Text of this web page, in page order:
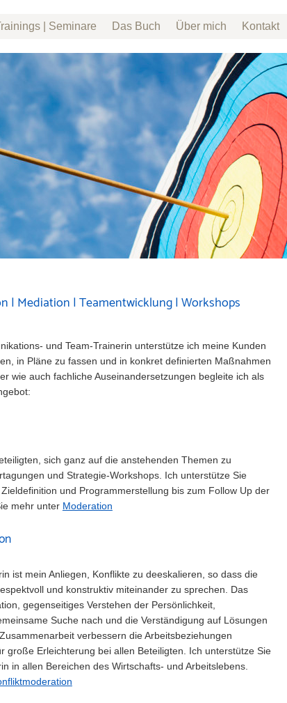
| Seminare Das Buch Über mich Kontakt
| Mediation | Teamentwicklung | Workshops
und Team-Trainerin unterstütze ich meine Kunden
in Pläne zu fassen und in konkret definierten Maßnahmen
wie auch fachliche Auseinandersetzungen begleite ich als
sich ganz auf die anstehenden Themen zu
und Strategie-Workshops. Ich unterstütze Sie
und Programmerstellung bis zum Follow Up der
mehr unter Moderation
ist mein Anliegen, Konflikte zu deeskalieren, so dass die
und konstruktiv miteinander zu sprechen. Das
gegenseitiges Verstehen der Persönlichkeit,
Suche nach und die Verständigung auf Lösungen
verbessern die Arbeitsbeziehungen
große Erleichterung bei allen Beteiligten. Ich unterstütze Sie
in allen Bereichen des Wirtschafts- und Arbeitslebens.